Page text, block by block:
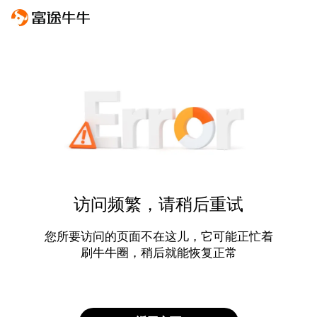
访问频繁，请稍后重试
您所要访问的页面不在这儿，它可能正忙着
刷牛牛圈，稍后就能恢复正常